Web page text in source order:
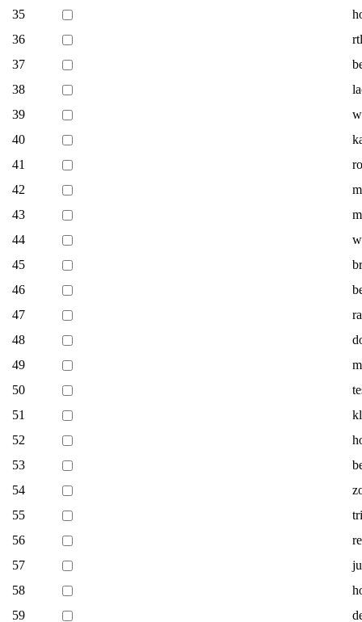
35
36
37
38
39
40
41
42
43
44
45
46
47
48
49
50
51
52
53
54
55
56
57
58
59